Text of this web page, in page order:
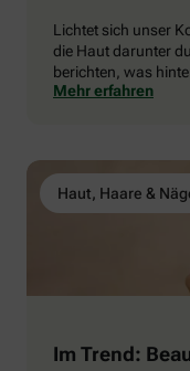
Lichtet sich unser
die Haut darunter
berichten, was
was ihn stoppt.
Mehr erfahren
Haut, Haare &
Im Trend: